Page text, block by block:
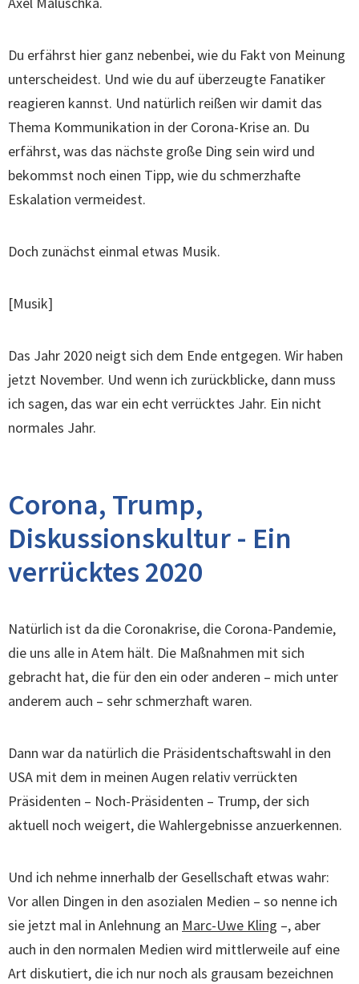
Du erfährst hier ganz nebenbei, wie du Fakt von Meinung
unterscheidest. Und wie du auf überzeugte Fanatiker
reagieren kannst. Und natürlich reißen wir damit das
Thema Kommunikation in der Corona-Krise an. Du
erfährst, was das nächste große Ding sein wird und
bekommst noch einen Tipp, wie du schmerzhafte
Eskalation vermeidest.
Doch zunächst einmal etwas Musik.
[Musik]
Das Jahr 2020 neigt sich dem Ende entgegen. Wir haben
jetzt November. Und wenn ich zurückblicke, dann muss
ich sagen, das war ein echt verrücktes Jahr. Ein nicht
normales Jahr.
Corona, Trump,
Diskussionskultur - Ein
verrücktes 2020
Natürlich ist da die Coronakrise, die Corona-Pandemie,
die uns alle in Atem hält. Die Maßnahmen mit sich
gebracht hat, die für den ein oder anderen – mich unter
anderem auch – sehr schmerzhaft waren.
Dann war da natürlich die Präsidentschaftswahl in den
USA mit dem in meinen Augen relativ verrückten
Präsidenten – Noch-Präsidenten – Trump, der sich
aktuell noch weigert, die Wahlergebnisse anzuerkennen.
Und ich nehme innerhalb der Gesellschaft etwas wahr:
Vor allen Dingen in den asozialen Medien – so nenne ich
sie jetzt mal in Anlehnung an Marc-Uwe Kling –, aber
auch in den normalen Medien wird mittlerweile auf eine
Art diskutiert, die ich nur noch als grausam bezeichnen